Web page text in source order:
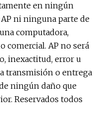
en ningún
ni ninguna parte de
computadora,
comercial. AP no será
inexactitud, error u
transmisión o entrega
ningún daño que
Reservados todos